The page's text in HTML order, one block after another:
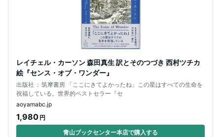
レイチェル・カーソン 森田真生 訳とそのつづき 西村ツチカ
絵『センス・オブ・ワンダー』
出版社 ‏ : ‎ 筑摩書房 「ここにきてよかったね」この星はすべての生命を
祝福している。世界的ベストセラー『セ
aoyamabc.jp
1,980 円
青山ブックセンター本店で購入する